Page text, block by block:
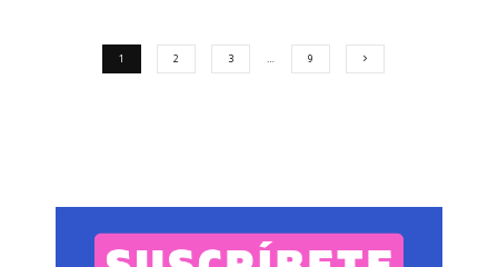
1 2 3 … 9